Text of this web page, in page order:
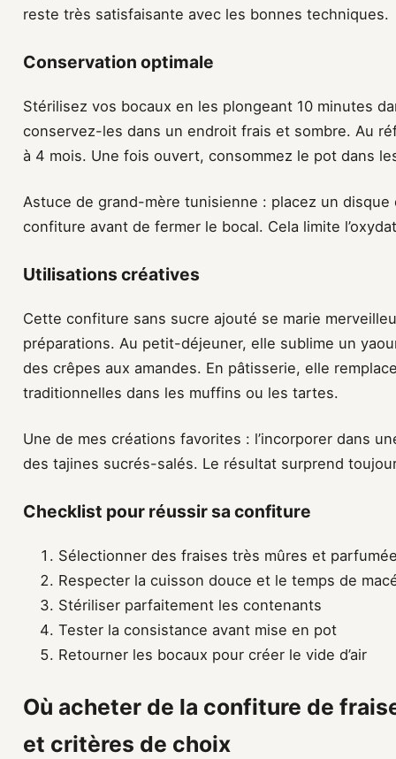
reste très satisfaisante avec les bonnes techniques.
Conservation optimale
Stérilisez vos bocaux en les plongeant 10 minutes
conservez-les dans un endroit frais et sombre. Au
à 4 mois. Une fois ouvert, consommez le pot dans
Astuce de grand-mère tunisienne : placez un
confiture avant de fermer le bocal. Cela limite
Utilisations créatives
Cette confiture sans sucre ajouté se marie
préparations. Au petit-déjeuner, elle sublime un
des crêpes aux amandes. En pâtisserie, elle
traditionnelles dans les muffins ou les tartes.
Une de mes créations favorites : l’incorporer dans
des tajines sucrés-salés. Le résultat surprend
Checklist pour réussir sa confiture
Sélectionner des fraises très mûres et
Respecter la cuisson douce et le temps de
Stériliser parfaitement les contenants
Tester la consistance avant mise en pot
Retourner les bocaux pour créer le vide d’air
Où acheter de la confiture de
et critères de choix